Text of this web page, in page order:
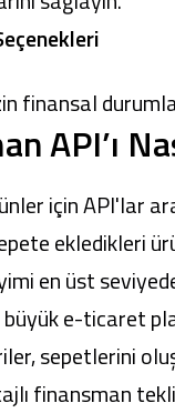
finansal
API’ı
için API'lar
ekledikleri
en üst
e-ticaret
sepetlerini
finansman